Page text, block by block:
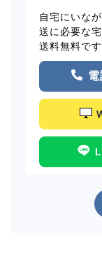
自宅にいな
送に必要な
送料無料です